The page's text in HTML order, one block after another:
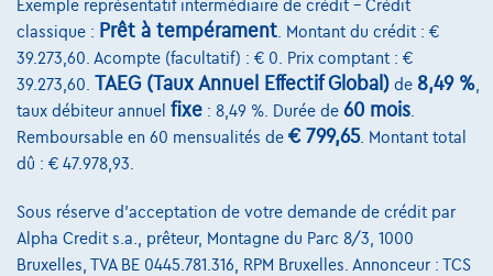
Exemple représentatif intermédiaire de crédit – Crédit
classique : Prêt à tempérament . Montant du crédit : €
39.273,60. Acompte (facultatif) : € 0. Prix comptant : €
39.273,60. TAEG (Taux Annuel Effectif Global) de 8,49 %
taux débiteur annuel fixe : 8,49 %. Durée de 60 mois
Remboursable en 60 mensualités de € 799,65. Montant total
dû : € 47.978,93.
Sous réserve d'acceptation de votre demande de crédit par
Alpha Credit s.a., prêteur, Montagne du Parc 8/3, 1000
Bruxelles, TVA BE 0445.781.316, RPM Bruxelles. Annonceur : TCS